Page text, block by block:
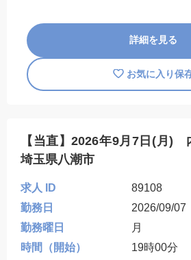
詳細を見る
お気に入り保
【当直】2026年9月7日(月)
埼玉県八潮市
求人 ID
89108
勤務日
2026/09/07
勤務曜日
月
時間（開始）
19時00分